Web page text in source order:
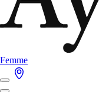
Femme